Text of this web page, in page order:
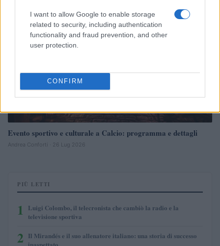
I want to allow Google to enable storage
related to security, including authentication
functionality and fraud prevention, and other
user protection.
CONFIRM
Evento sportivo e culturale a Calcio: programma e dettagli
Andrea Conforti · 26 Lug 2026
PIÙ LETTI
1
Luigi Colombo, il telecronista che cambiò la radio e la
televisione sportiva
2 Il Mirandés e il suo allenatore italiano: una storia di successo